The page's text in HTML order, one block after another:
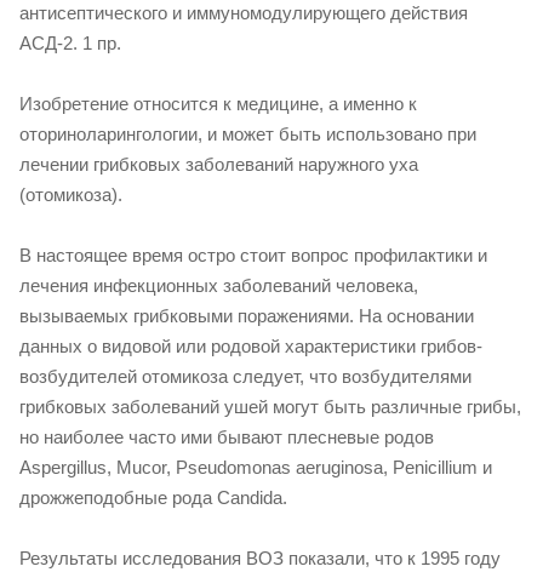
антисептического и иммуномодулирующего действия
АСД-2. 1 пр.
Изобретение относится к медицине, а именно к
оториноларингологии, и может быть использовано при
лечении грибковых заболеваний наружного уха
(отомикоза).
В настоящее время остро стоит вопрос профилактики и
лечения инфекционных заболеваний человека,
вызываемых грибковыми поражениями. На основании
данных о видовой или родовой характеристики грибов-
возбудителей отомикоза следует, что возбудителями
грибковых заболеваний ушей могут быть различные грибы,
но наиболее часто ими бывают плесневые родов
Aspergillus, Mucor, Pseudomonas aeruginosa, Penicillium и
дрожжеподобные рода Candida.
Результаты исследования ВОЗ показали, что к 1995 году